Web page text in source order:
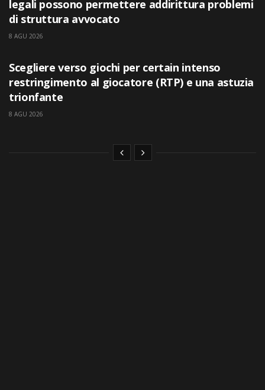
legali possono permettere addirittura problemi
di struttura avvocato
8 AGU 2026
Scegliere verso giochi per certain intenso
restringimento al giocatore (RTP) e una astuzia
trionfante
8 AGU 2026